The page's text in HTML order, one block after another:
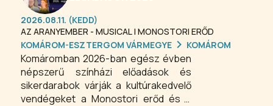
számára. Érdemes felfedezni
Komárom és környéke látnivalóit,
ellátogatni a Komáromi Erődrendszer
történelmi helyszíneire vagy a Brigetio
Gyógyfürdő fürdőbe, ahol egész
évben várják a pihenni és élményeket
kereső vendégeket.
2026.08.11. (KEDD)
AZ ARANYEMBER - MUSICAL | MONOSTORI ERŐD
KOMÁROM-ESZTERGOM VÁRMEGYE
KOMÁROM
Komáromban 2026-ban egész évben
népszerű színházi előadások és
sikerdarabok várják a kultúrakedvelő
vendégeket a Monostori erőd és a